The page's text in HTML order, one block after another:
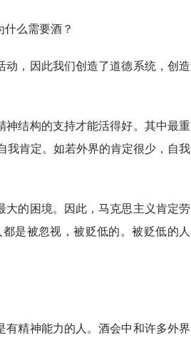
么需要酒？
，因此我们创造了道德系统，创造
结构的支持才能活得好。其中最重
肯定。如若外界的肯定很少，自我
的困境。因此，马克思主义肯定劳
是被忽视，被贬低的。被贬低的人
精神能力的人。酒会中和许多外界